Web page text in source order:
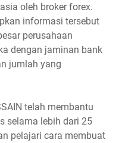
oleh broker forex.
informasi tersebut
perusahaan
dengan jaminan bank
jumlah yang
telah membantu
selama lebih dari 25
pelajari cara membuat